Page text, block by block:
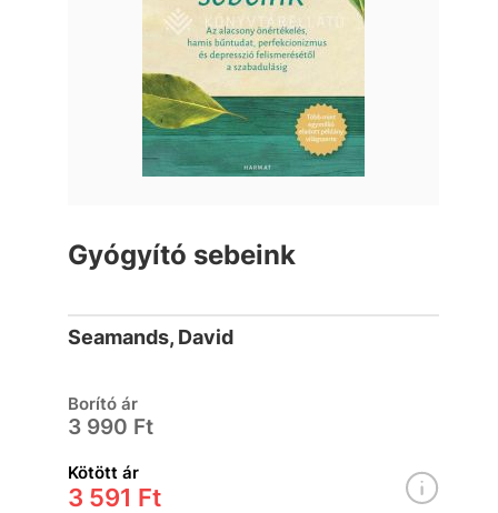
Gyógyító sebeink
Seamands, David
Borító ár
3 990 Ft
Kötött ár
3 591 Ft